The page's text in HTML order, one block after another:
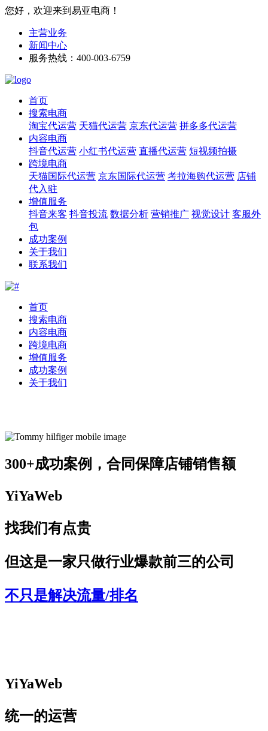
您好，欢迎来到易亚电商！
主营业务
新闻中心
服务热线：400-003-6759
首页
搜索电商
淘宝代运营 天猫代运营 京东代运营 拼多多代运营
内容电商
抖音代运营 小红书代运营 直播代运营 短视频拍摄
跨境电商
天猫国际代运营 京东国际代运营 考拉海购代运营 店铺
代入驻
增值服务
抖音来客 抖音投流 数据分析 营销推广 视觉设计 客服外
包
成功案例
关于我们
联系我们
首页
搜索电商
内容电商
跨境电商
增值服务
成功案例
关于我们
300+成功案例，合同保障店铺销售额
YiYaWeb
找我们有点贵
但这是一家只做行业爆款前三的公司
不只是解决流量/排名
YiYaWeb
统一的运营